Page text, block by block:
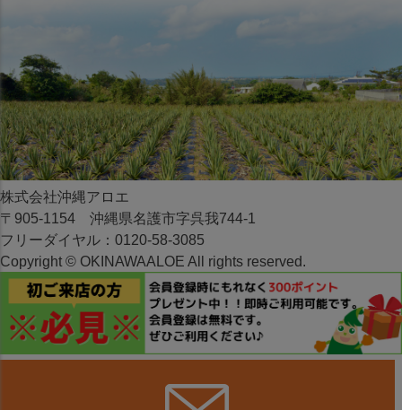
株式会社沖縄アロエ
〒905-1154 沖縄県名護市字呉我744-1
フリーダイヤル：0120-58-3085
Copyright © OKINAWAALOE All rights reserved.